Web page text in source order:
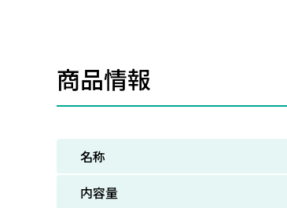
商品情報
名称
内容量